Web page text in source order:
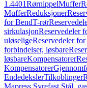
1.4401RørnippelMuffer
MufferReduksjoner
for BendT-rør
sirkulasjonReservedeler
uløseligeReservedeler
forbindelser, løsbare
løsbareKompensatorer
Kompensatorer
EndedekslerTilkoblinger
Mapress Syrefast Stål,